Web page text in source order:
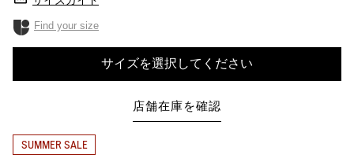
Find your size
サイズを選択してください
店舗在庫を確認
SUMMER SALE